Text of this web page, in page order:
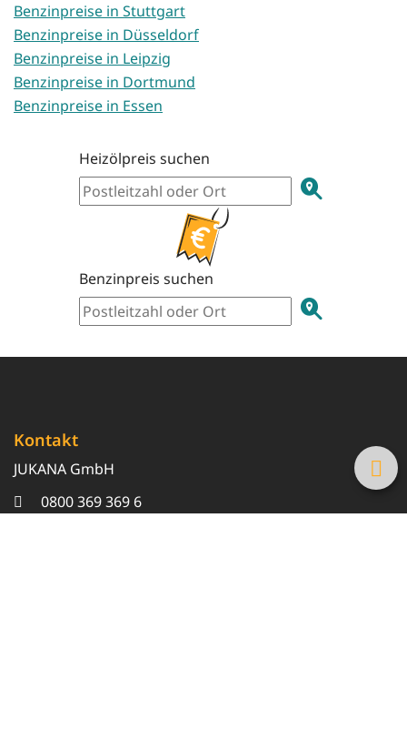
Benzinpreise in Stuttgart
Benzinpreise in Düsseldorf
Benzinpreise in Leipzig
Benzinpreise in Dortmund
Benzinpreise in Essen
Heizölpreis suchen
Benzinpreis suchen
Kontakt
JUKANA GmbH
0800 369 369 6